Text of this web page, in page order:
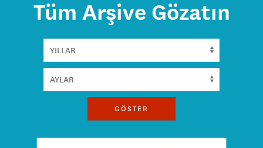
Tüm Arşive Gözatın
GÖSTER